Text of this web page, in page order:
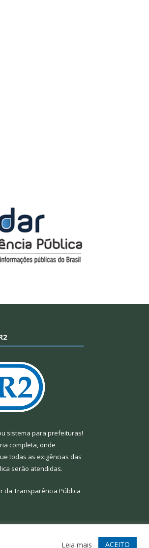
sistema para prefeituras!
completa, onde
todas as exigências das
serão atendidas.
da Transparência Pública
Acessar Webmail
Leia mais ACEITO